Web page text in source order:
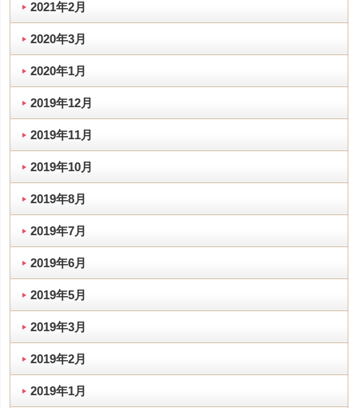
2021年2月
2020年3月
2020年1月
2019年12月
2019年11月
2019年10月
2019年8月
2019年7月
2019年6月
2019年5月
2019年3月
2019年2月
2019年1月